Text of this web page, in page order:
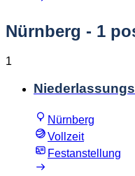
Nürnberg - 1
1
Nürnberg
Vollzeit
Festanstellung